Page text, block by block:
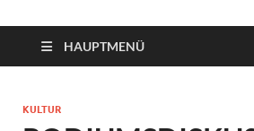
HAUPTMENÜ
KULTUR